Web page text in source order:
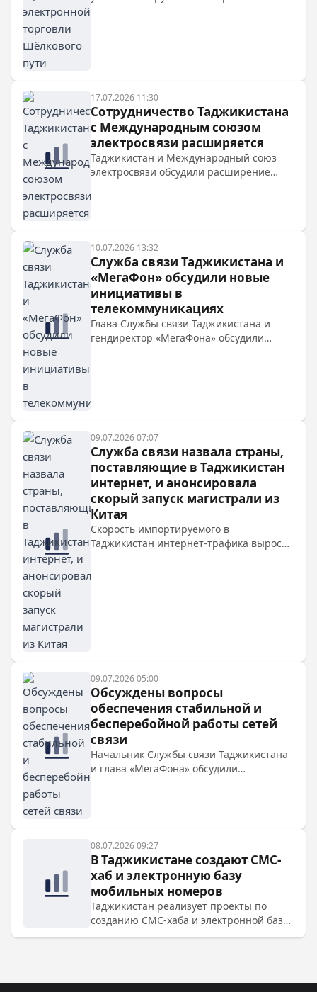
17.07.2026 11:30
Сотрудничество Таджикистана
с Международным союзом
электросвязи расширяется
Таджикистан и Международный союз
электросвязи обсудили расширение
10.07.2026 13:32
Служба связи Таджикистана и
«МегаФон» обсудили новые
инициативы в
телекоммуникациях
Глава Службы связи Таджикистана и
гендиректор «МегаФона» обсудили
09.07.2026 07:07
Служба связи назвала страны,
поставляющие в Таджикистан
интернет, и анонсировала
скорый запуск магистрали из
Китая
Скорость импортируемого в
Таджикистан интернет-трафика выросла
09.07.2026 05:00
Обсуждены вопросы
обеспечения стабильной и
бесперебойной работы сетей
связи
Начальник Службы связи Таджикистана
и глава «МегаФона» обсудили
08.07.2026 09:27
В Таджикистане создают СМС-
хаб и электронную базу
мобильных номеров
Таджикистан реализует проекты по
созданию СМС-хаба и электронной базы
мобильных номеров для централизации